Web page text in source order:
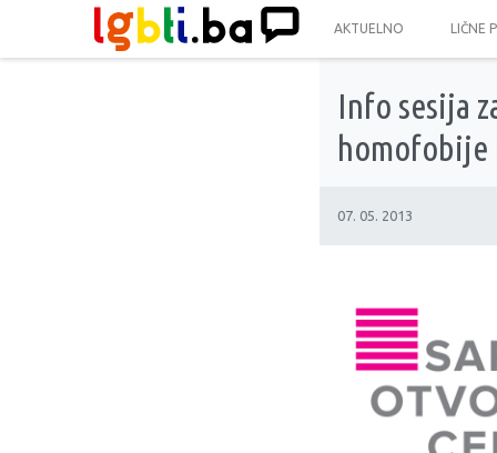
AKTUELNO LIČNE
Info sesija
homofobije
07. 05. 2013